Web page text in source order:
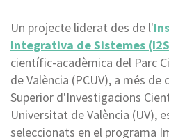
Un projecte liderat des de l'
Integrativa de Sistemes
científic-acadèmica del Parc
de València (PCUV), a més
Superior d'Investigacions
Universitat de València (UV),
seleccionats en el programa